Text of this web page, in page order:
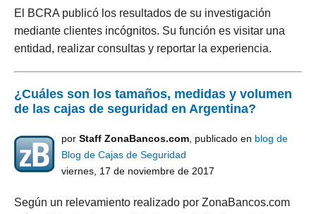
El BCRA publicó los resultados de su investigación
mediante clientes incógnitos. Su función es visitar una
entidad, realizar consultas y reportar la experiencia.
¿Cuáles son los tamaños, medidas y volumen
de las cajas de seguridad en Argentina?
porStaff ZonaBancos.com, publicado en blog de
Blog de Cajas de Seguridad
viernes, 17 de noviembre de 2017
Según un relevamiento realizado por ZonaBancos.com